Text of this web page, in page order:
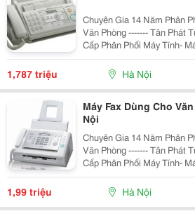
Chuyên Gia 14 Năm Phân
Văn Phòng ------- Tân Phát Tự Hào 14 Năm Là Nhà Cung
Cấp Phân Phối Máy Tính-
Phát Cam Kết Đảm Bảo
Những Sản Phẩm Với Mức
1,787 triệu Hà Nội
Máy Fax Dùng Cho
Nội
Chuyên Gia 14 Năm Phân
Văn Phòng ------- Tân Phát Tự Hào 14 Năm Là Nhà Cung
Cấp Phân Phối Máy Tính-
Phát Cam Kết Đảm Bảo
Những Sản Phẩm Với Mức
1,99 triệu Hà Nội